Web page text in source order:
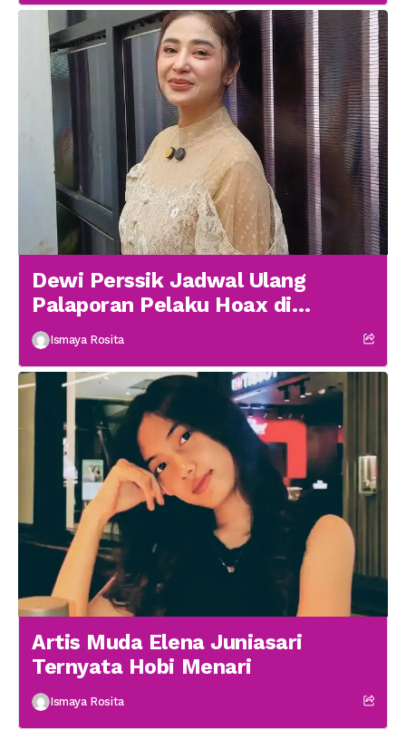
Dewi Perssik Jadwal Ulang
Palaporan Pelaku Hoax di
Medsos
Ismaya Rosita
Artis Muda Elena Juniasari
Ternyata Hobi Menari
Ismaya Rosita